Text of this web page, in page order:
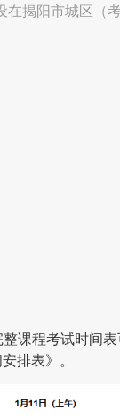
在揭阳市城区（
课程考试时间
排表》。